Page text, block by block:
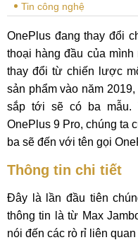
Tin công nghệ
OnePlus đang thay đổi
thoại hàng đầu của
thay đổi từ chiến lược
sản phẩm vào năm
sắp tới sẽ có ba mẫu.
OnePlus 9 Pro, chúng ta
ba sẽ đến với tên gọi
Thông tin chi tiết
Đây là lần đầu tiên
thông tin là từ Max
nói đến các rò rỉ liên